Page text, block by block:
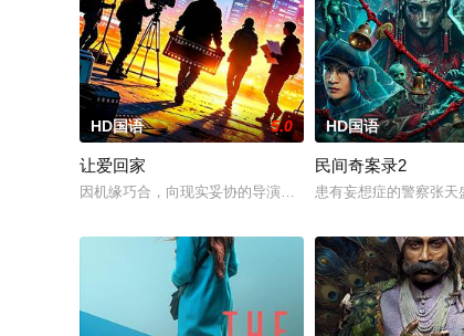
HD国语 5.0
让爱回家
因机缘巧合，向现实妥协的导演朱达仁萌生拍一部《河南人
HD国语
民间奇案录2
患有妄想症的警察张天